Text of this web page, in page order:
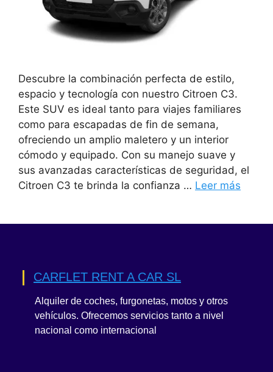
Descubre la combinación perfecta de estilo,
espacio y tecnología con nuestro Citroen C3.
Este SUV es ideal tanto para viajes familiares
como para escapadas de fin de semana,
ofreciendo un amplio maletero y un interior
cómodo y equipado. Con su manejo suave y
sus avanzadas características de seguridad, el
Citroen C3 te brinda la confianza … Leer más
CARFLET RENT A CAR SL
Alquiler de coches, furgonetas, motos y otros
vehículos. Ofrecemos servicios tanto a nivel
nacional como internacional